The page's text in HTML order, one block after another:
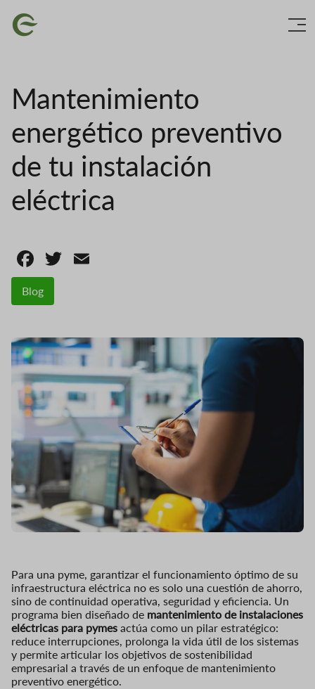
Image
Mantenimiento
energético preventivo
de tu instalación
eléctrica
Facebook
Twitter
Blog
Para una pyme, garantizar el funcionamiento óptimo de su
infraestructura eléctrica no es solo una cuestión de ahorro,
sino de continuidad operativa, seguridad y eficiencia. Un
programa bien diseñado de mantenimiento de instalaciones
eléctricas para pymes actúa como un pilar estratégico:
reduce interrupciones, prolonga la vida útil de los sistemas
y permite articular los objetivos de sostenibilidad
empresarial a través de un enfoque de mantenimiento
preventivo energético.